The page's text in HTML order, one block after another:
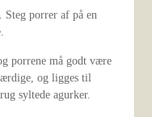
porrer af på en
porrene må godt være
og ligges til
syltede agurker.